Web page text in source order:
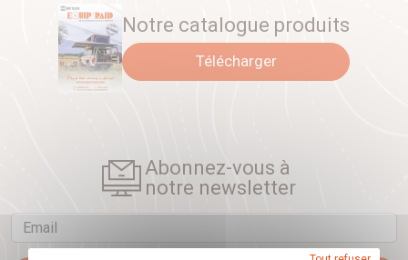
Notre catalogue produits
Télécharger
Abonnez-vous à
notre newsletter
Email